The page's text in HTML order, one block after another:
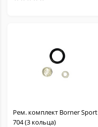
Рем. комплект Borner Sport
704 (3 кольца)